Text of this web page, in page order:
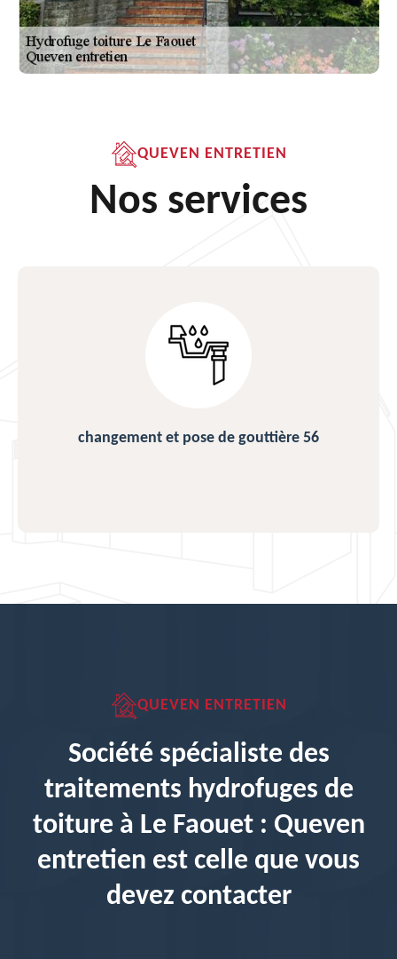
QUEVEN ENTRETIEN
Nos services
changement et pose de gouttière 56
QUEVEN ENTRETIEN
Société spécialiste des
traitements hydrofuges de
toiture à Le Faouet : Queven
entretien est celle que vous
devez contacter